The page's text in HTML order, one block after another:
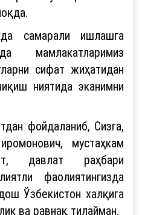
самарали ишлашга
мамлакатларимиз
сифат жиҳатидан
ниятида эканимни
фойдаланиб, Сизга,
мустаҳкам
давлат раҳбари
фаолиятингизда
Ўзбекистон халқига
ва равнақ тилайман.